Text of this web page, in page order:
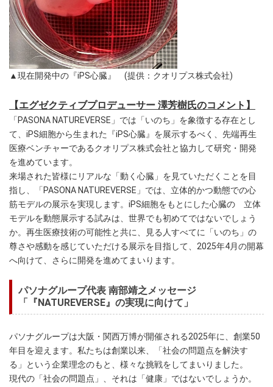
▲現在開発中の『iPS心臓』 (提供：クオリプス株式会社)
【エグゼクティブプロデューサー 澤芳樹氏のコメント】
「PASONA NATUREVERSE」では「いのち」を象徴する存在とし
て、iPS細胞から生まれた『iPS心臓』を展示するべく、先端再生
医療ベンチャーであるクオリプス株式会社と協力して研究・開発
を進めています。
来場された皆様にリアルな「動く心臓」を見ていただくことを目
指し、「PASONA NATUREVERSE」では、立体的かつ動態での心
筋モデルの展示を実現します。iPS細胞をもとにした心臓の 立体
モデルを動態展示する試みは、世界でも初めてではないでしょう
か。再生医療技術の可能性と共に、見る人すべてに「いのち」の
尊さや感動を感じていただける展示を目指して、2025年4月の開幕
へ向けて、さらに開発を進めてまいります。
パソナグループ代表 南部靖之メッセージ
「『NATUREVERSE』の実現に向けて」
パソナグループは大阪・関西万博が開催される2025年に、創業50
年目を迎えます。私たちは創業以来、「社会の問題点を解決す
る」という企業理念のもと、様々な挑戦をしてまいりました。
現代の「社会の問題点」、それは「健康」ではないでしょうか。